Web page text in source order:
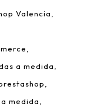
Valencia
a medida
medida